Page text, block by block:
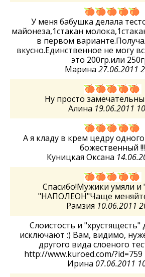
У меня бабушка делала
майонеза,1стакан
в первом
вкусно.Единственное не могу
это 200гр.или
Марина 27.06.2011
Ну просто
Алина 19.06.2011
А я кладу в крем цедру
божественный !!!
Куницкая Оксана
Спасибо!Мужики умяли и
"НАПОЛЕОН"Чаще
Рамзия 10.06.2011
Слоистость и "хрустящесть"
исключают :) Вам, видимо,
другого вида слоеного
http://www.kuroed.com/?id=759
Ирина 07.06.2011